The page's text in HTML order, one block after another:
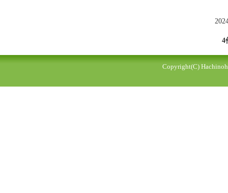
4
Copyright(C)